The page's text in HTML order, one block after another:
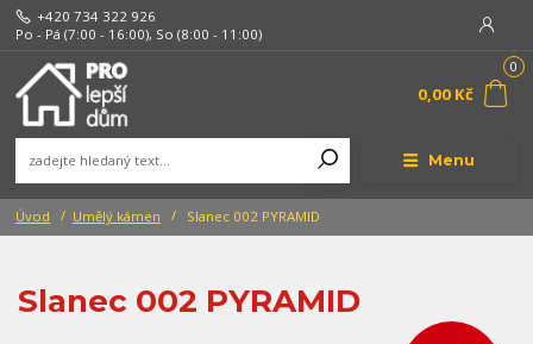
Menu
+420 734 322 926
Po - Pá (7:00 - 16:00), So (8:00 - 11:00)
0
0,00 Kč
Úvod Umělý kámen Slanec 002 PYRAMID
Slanec 002 PYRAMID